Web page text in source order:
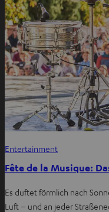
Entertainment
Fête de la Musique:
Es duftet förmlich nach
Luft – und an jeder